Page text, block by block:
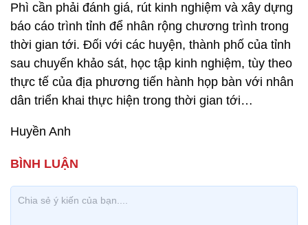
Phì cần phải đánh giá, rút kinh nghiệm và xây dựng
báo cáo trình tỉnh để nhân rộng chương trình trong
thời gian tới. Đối với các huyện, thành phố của tỉnh
sau chuyến khảo sát, học tập kinh nghiệm, tùy theo
thực tế của địa phương tiến hành họp bàn với nhân
dân triển khai thực hiện trong thời gian tới…
Huyền Anh